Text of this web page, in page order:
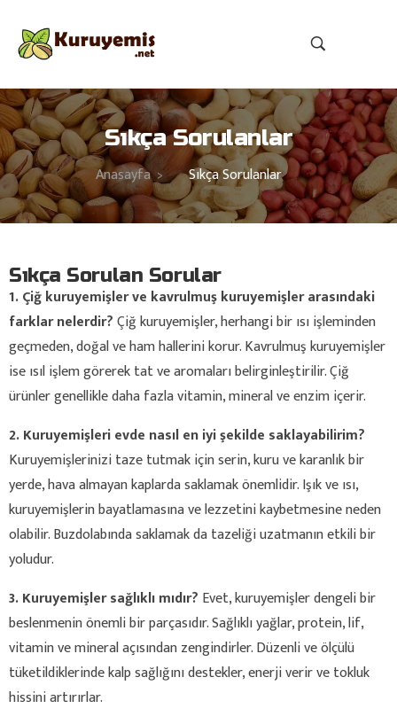
Sıkça Sorulanlar
Anasayfa > Sıkça Sorulanlar
Sıkça Sorulan Sorular
1. Çiğ kuruyemişler ve kavrulmuş kuruyemişler arasındaki
farklar nelerdir?Çiğ kuruyemişler, herhangi bir ısı işleminden
geçmeden, doğal ve ham hallerini korur. Kavrulmuş kuruyemişler
ise ısıl işlem görerek tat ve aromaları belirginleştirilir. Çiğ
ürünler genellikle daha fazla vitamin, mineral ve enzim içerir.
2. Kuruyemişleri evde nasıl en iyi şekilde saklayabilirim?
Kuruyemişlerinizi taze tutmak için serin, kuru ve karanlık bir
yerde, hava almayan kaplarda saklamak önemlidir. Işık ve ısı,
kuruyemişlerin bayatlamasına ve lezzetini kaybetmesine neden
olabilir. Buzdolabında saklamak da tazeliği uzatmanın etkili bir
yoludur.
3. Kuruyemişler sağlıklı mıdır? Evet, kuruyemişler dengeli bir
beslenmenin önemli bir parçasıdır. Sağlıklı yağlar, protein, lif,
vitamin ve mineral açısından zengindirler. Düzenli ve ölçülü
tüketildiklerinde kalp sağlığını destekler, enerji verir ve tokluk
hissini artırırlar.